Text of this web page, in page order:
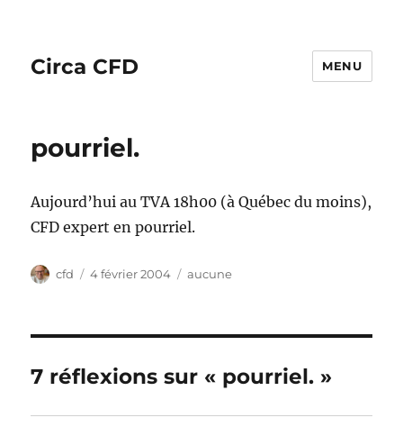
Circa CFD MENU
pourriel.
Aujourd’hui au TVA 18h00 (à Québec du moins),
CFD expert en pourriel.
Auteur
cfd
Publié
4 février 2004 Catégories
aucune
7 réflexions sur « pourriel. »